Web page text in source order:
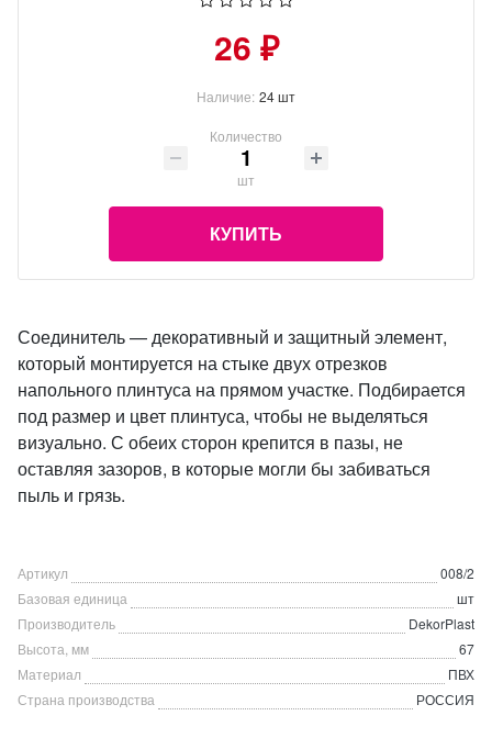
26 ₽
Наличие: 24 шт
Количество
шт
КУПИТЬ
Соединитель — декоративный и защитный элемент,
который монтируется на стыке двух отрезков
напольного плинтуса на прямом участке. Подбирается
под размер и цвет плинтуса, чтобы не выделяться
визуально. С обеих сторон крепится в пазы, не
оставляя зазоров, в которые могли бы забиваться
пыль и грязь.
Артикул
008/2
Базовая единица
шт
Производитель
DekorPlast
Высота, мм
67
Материал
ПВХ
Страна производства
РОССИЯ